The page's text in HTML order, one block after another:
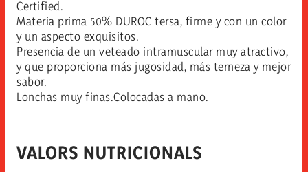
Certified.
Materia prima 50% DUROC tersa, firme y con un color
y un aspecto exquisitos.
Presencia de un veteado intramuscular muy atractivo,
y que proporciona más jugosidad, más terneza y mejor
sabor.
Lonchas muy finas.Colocadas a mano.
VALORS NUTRICIONALS